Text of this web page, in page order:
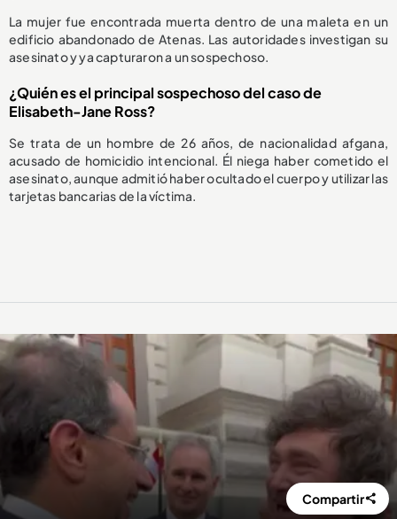
La mujer fue encontrada muerta dentro de una maleta en un
edificio abandonado de Atenas. Las autoridades investigan su
asesinato y ya capturaron a un sospechoso.
¿Quién es el principal sospechoso del caso de
Elisabeth-Jane Ross?
Se trata de un hombre de 26 años, de nacionalidad afgana,
acusado de homicidio intencional. Él niega haber cometido el
asesinato, aunque admitió haber ocultado el cuerpo y utilizar las
tarjetas bancarias de la víctima.
Compartir